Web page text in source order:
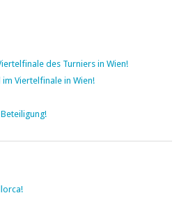
des Turniers in Wien!
Viertelfinale in Wien!